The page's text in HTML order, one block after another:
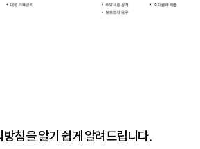
침을 알기 쉽게 알려드립니다.